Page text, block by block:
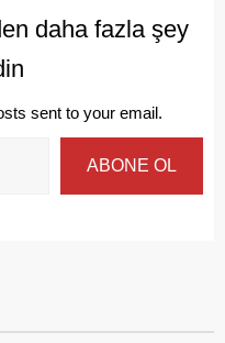
daha fazla şey
sent to your email.
ABONE OL